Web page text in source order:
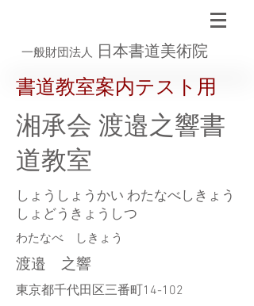
一般財団法人 日本書道美術院
書道教室案内テスト用
湘承会 渡邉之響書
道教室
しょうしょうかい わたなべしきょう
しょどうきょうしつ
わたなべ しきょう
渡邉 之響
東京都千代田区三番町14-102